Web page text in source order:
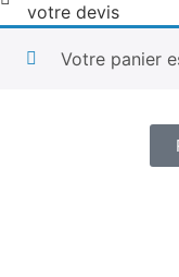
votre devis
Votre panier